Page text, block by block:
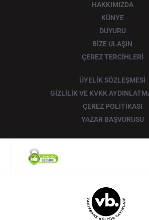
HAKKIMIZDA
KÜNYE
DUYURU
BİZE ULAŞIN
ÇEREZ TERCİHLERİ
ÜYELİK SÖZLEŞMESİ
GİZLİLİK VE KVKK
ÇEREZ POLİTİKASI
YAZAR BAŞVURUSU